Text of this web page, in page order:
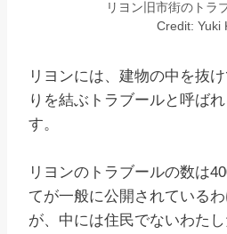
リヨン旧市街のトラ
Credit: Yuki
リヨンには、建物の中を抜
りを結ぶトラブールと呼ば
す。
リヨンのトラブールの数は
てが一般に公開されている
が、中には住民でないわた